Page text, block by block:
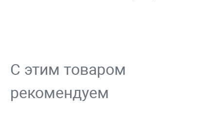
С этим товаром
рекомендуем